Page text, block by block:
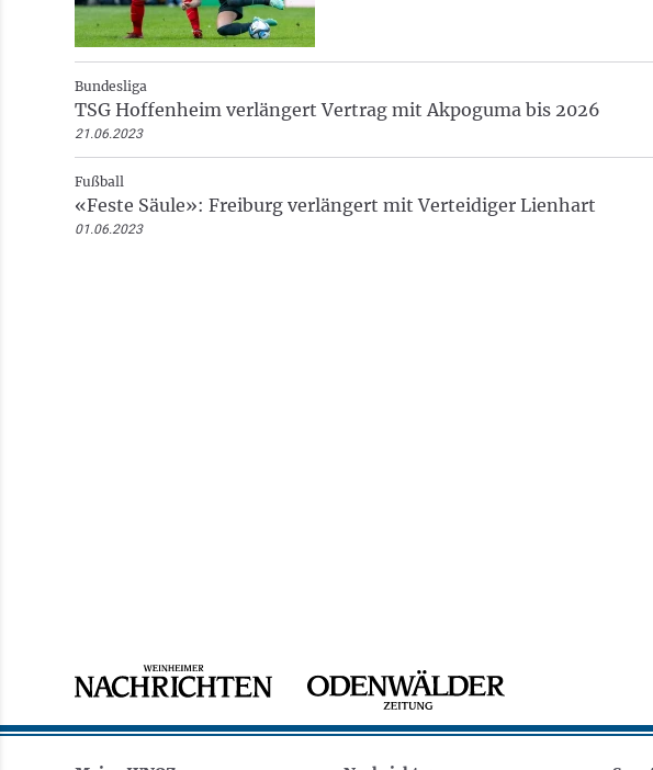
Bundesliga
TSG Hoffenheim verlängert Vertrag mit Akpoguma bis 2026
21.06.2023
Fußball
«Feste Säule»: Freiburg verlängert mit Verteidiger Lienhart
01.06.2023